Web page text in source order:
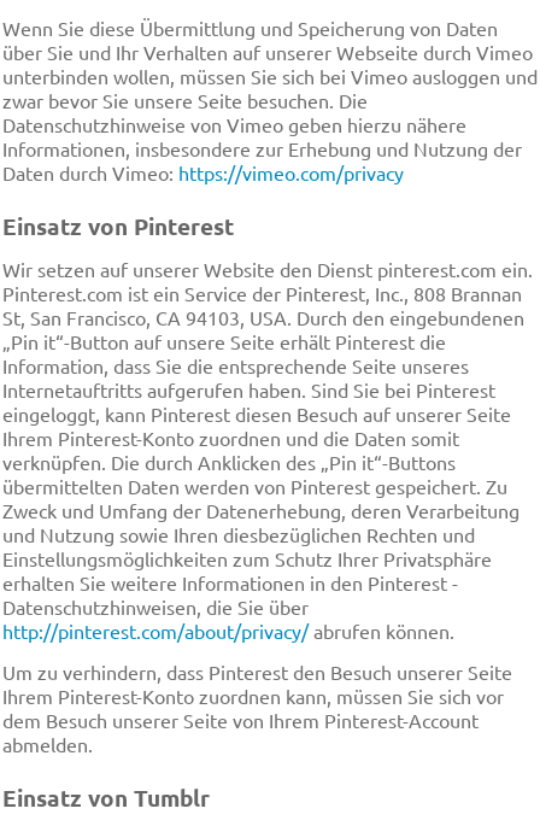
Wenn Sie diese Übermittlung und Speicherung von Daten
über Sie und Ihr Verhalten auf unserer Webseite durch Vimeo
unterbinden wollen, müssen Sie sich bei Vimeo ausloggen und
zwar bevor Sie unsere Seite besuchen. Die
Datenschutzhinweise von Vimeo geben hierzu nähere
Informationen, insbesondere zur Erhebung und Nutzung der
Daten durch Vimeo: https://vimeo.com/privacy
Einsatz von Pinterest
Wir setzen auf unserer Website den Dienst pinterest.com ein.
Pinterest.com ist ein Service der Pinterest, Inc., 808 Brannan
St, San Francisco, CA 94103, USA. Durch den eingebundenen
„Pin it“-Button auf unsere Seite erhält Pinterest die
Information, dass Sie die entsprechende Seite unseres
Internetauftritts aufgerufen haben. Sind Sie bei Pinterest
eingeloggt, kann Pinterest diesen Besuch auf unserer Seite
Ihrem Pinterest-Konto zuordnen und die Daten somit
verknüpfen. Die durch Anklicken des „Pin it“-Buttons
übermittelten Daten werden von Pinterest gespeichert. Zu
Zweck und Umfang der Datenerhebung, deren Verarbeitung
und Nutzung sowie Ihren diesbezüglichen Rechten und
Einstellungsmöglichkeiten zum Schutz Ihrer Privatsphäre
erhalten Sie weitere Informationen in den Pinterest -
Datenschutzhinweisen, die Sie über
http://pinterest.com/about/privacy/abrufen können.
Um zu verhindern, dass Pinterest den Besuch unserer Seite
Ihrem Pinterest-Konto zuordnen kann, müssen Sie sich vor
dem Besuch unserer Seite von Ihrem Pinterest-Account
abmelden.
Einsatz von Tumblr